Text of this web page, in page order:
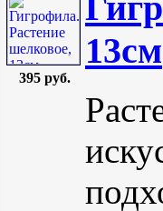
395 руб.
13см